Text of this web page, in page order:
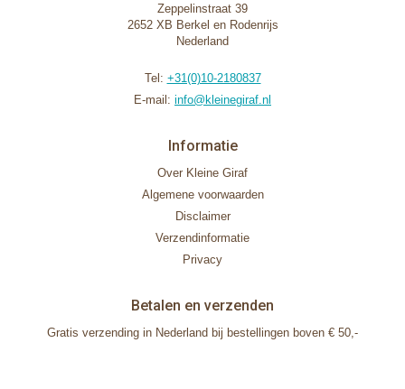
Zeppelinstraat 39
2652 XB Berkel en Rodenrijs
Nederland
Tel: +31(0)10-2180837
E-mail: info@kleinegiraf.nl
Informatie
Over Kleine Giraf
Algemene voorwaarden
Disclaimer
Verzendinformatie
Privacy
Betalen en verzenden
Gratis verzending in Nederland bij bestellingen boven € 50,-